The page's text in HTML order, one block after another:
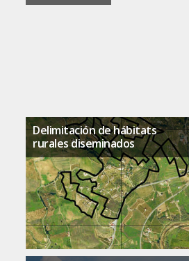
Delimitación de hábitats
rurales diseminados